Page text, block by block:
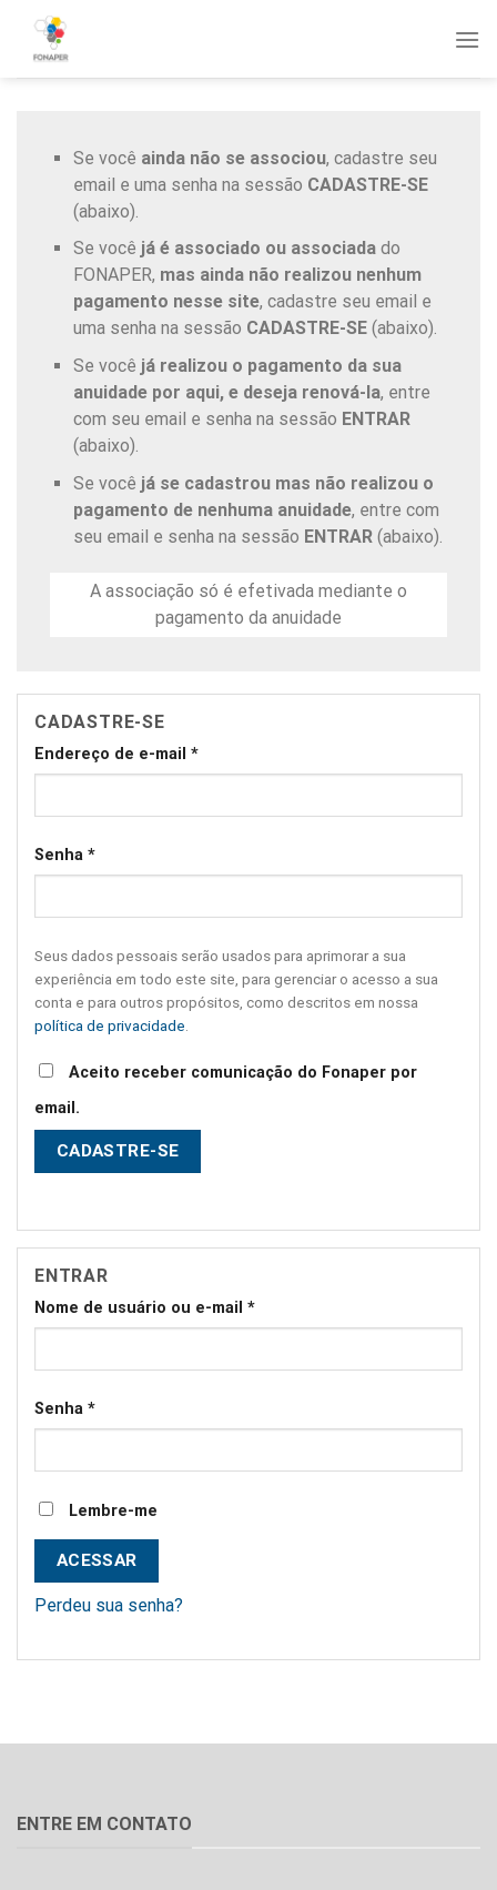
content
Se você ainda não se associou, cadastre seu
email e uma senha na sessão CADASTRE-SE
(abaixo).
Se você já é associado ou associadado
FONAPER, mas ainda não realizou nenhum
pagamento nesse site, cadastre seu email e
uma senha na sessão CADASTRE-SE(abaixo).
Se você já realizou o pagamento da sua
anuidade por aqui, e deseja renová-la, entre
com seu email e senha na sessão ENTRAR
(abaixo).
Se você já se cadastrou mas não realizou o
pagamento de nenhuma anuidade, entre com
seu email e senha na sessão ENTRAR(abaixo).
A associação só é efetivada mediante o
pagamento da anuidade
CADASTRE-SE
Endereço de e-mail *
Senha *
Seus dados pessoais serão usados para aprimorar a sua
experiência em todo este site, para gerenciar o acesso a sua
conta e para outros propósitos, como descritos em nossa
política de privacidade
Aceito receber comunicação do Fonaper por
email.
CADASTRE-SE
ENTRAR
Nome de usuário ou e-mail *
Senha *
Lembre-me
ACESSAR
Perdeu sua senha?
ENTRE EM CONTATO